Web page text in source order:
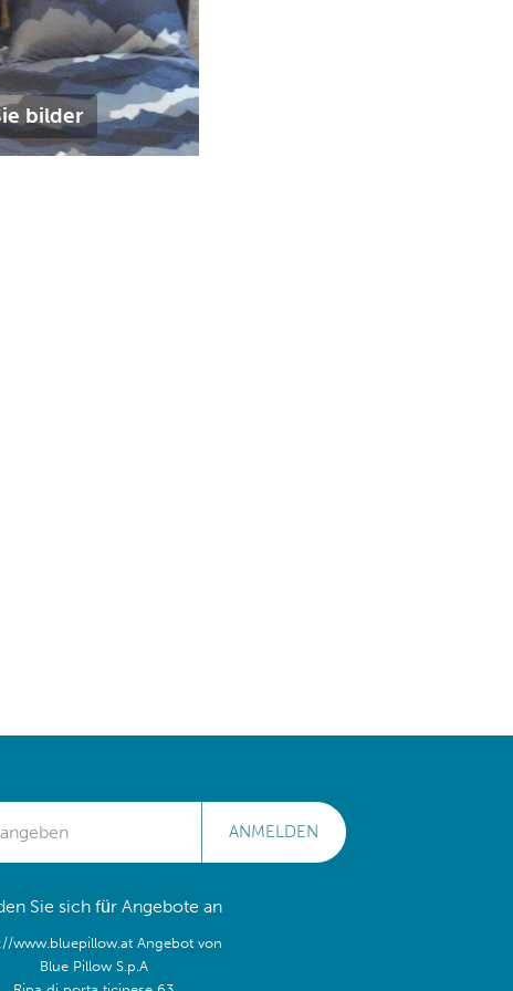
bilder
ANMELDEN
Sie sich für Angebote an
www.bluepillow.at Angebot von
Blue Pillow S.p.A